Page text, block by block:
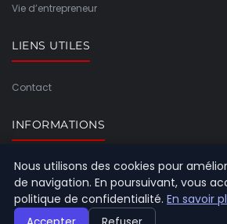
Vie d’entrepreneur
LIENS UTILES
Contact
INFORMATIONS
Plan du site
Nous utilisons des cookies pour
de navigation. En poursuivant, vous
politique de confidentialité. En savoir